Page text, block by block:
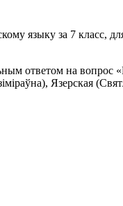
языку за 7 класс,
ответом на вопрос
Язерская